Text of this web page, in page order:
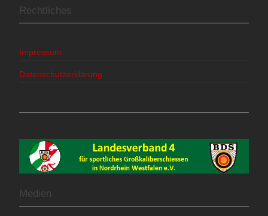
Rechtliches
Impressum
Datenschutzerklärung
Medien